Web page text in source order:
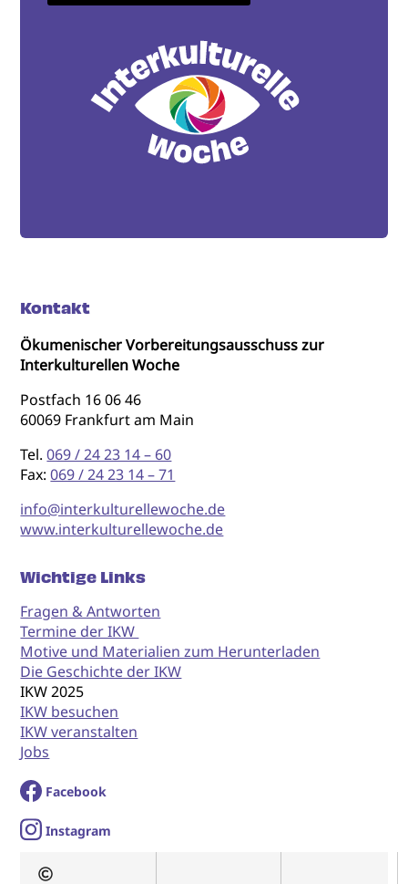
Kontakt
Ökumenischer Vorbereitungsausschuss zur
Interkulturellen Woche
Postfach 16 06 46
60069 Frankfurt am Main
Tel.069 / 24 23 14 – 60
Fax:069 / 24 23 14 – 71
info@interkulturellewoche.de
www.interkulturellewoche.de
Wichtige Links
Fragen & Antworten
Termine der IKW
Motive und Materialien zum Herunterladen
Die Geschichte der IKW
IKW 2025
IKW besuchen
IKW veranstalten
Jobs
Facebook
Instagram